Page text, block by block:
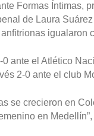
Formas Íntimas,
de Laura
igualaron
ante el Atlético
2-0 ante el club
se crecieron en
en